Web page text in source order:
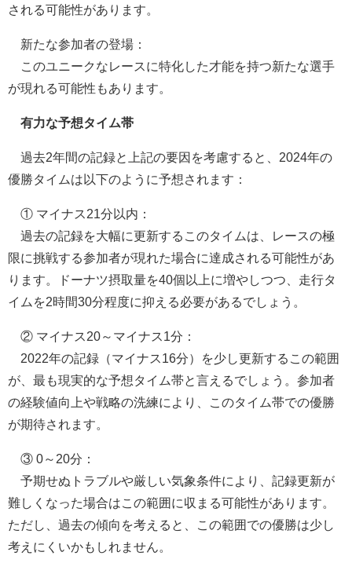
される可能性があります。
新たな参加者の登場：
このユニークなレースに特化した才能を持つ新たな選手
が現れる可能性もあります。
有力な予想タイム帯
過去2年間の記録と上記の要因を考慮すると、2024年の
優勝タイムは以下のように予想されます：
① マイナス21分以内：
過去の記録を大幅に更新するこのタイムは、レースの極
限に挑戦する参加者が現れた場合に達成される可能性があ
ります。ドーナツ摂取量を40個以上に増やしつつ、走行タ
イムを2時間30分程度に抑える必要があるでしょう。
② マイナス20～マイナス1分：
2022年の記録（マイナス16分）を少し更新するこの範囲
が、最も現実的な予想タイム帯と言えるでしょう。参加者
の経験値向上や戦略の洗練により、このタイム帯での優勝
が期待されます。
③ 0～20分：
予期せぬトラブルや厳しい気象条件により、記録更新が
難しくなった場合はこの範囲に収まる可能性があります。
ただし、過去の傾向を考えると、この範囲での優勝は少し
考えにくいかもしれません。